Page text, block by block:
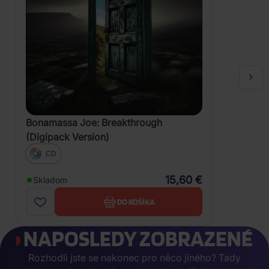
Bonamassa Joe: Breakthrough
(Digipack Version)
CD
Skladom 15,60 €
DO KOŠÍKA
NAPOSLEDY ZOBRAZENÉ
Rozhodli jste se nakonec pro něco jiného? Tady